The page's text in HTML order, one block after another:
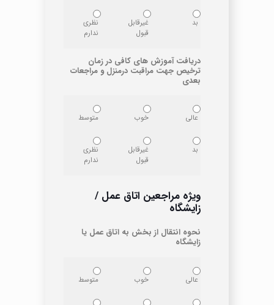
بد
غیرقابل
قبول
نظری
ندارم
دریافت آموزش های کافی در زمان
ترخیص جهت مراقبت درمنزل و مراجعات
بعدی
عالی خوب متوسط
بد
غیرقابل
قبول
نظری
ندارم
ویژه مراجعین اتاق عمل /
زایشگاه
نحوه انتقال از بخش به اتاق عمل یا
زایشگاه
عالی خوب متوسط